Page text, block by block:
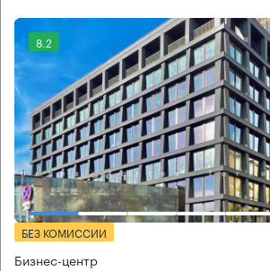
8.2
БЕЗ КОМИССИИ
Бизнес-центр